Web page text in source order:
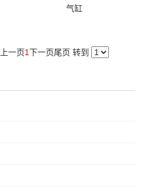
气缸
上一页1下一页尾页 转到